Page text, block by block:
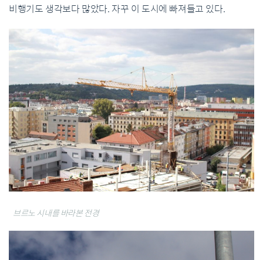
비행기도 생각보다 많았다. 자꾸 이 도시에 빠져들고 있다.
브르노 시내를 바라본 전경